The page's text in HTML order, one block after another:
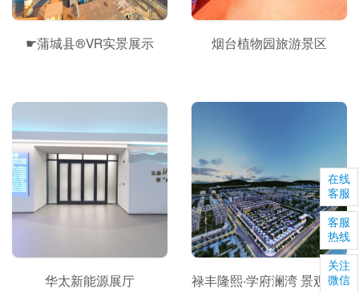
☛蒲城县®VR实景展示 烟台植物园旅游景区
华太新能源展厅 禄丰隆熙·学府澜湾 景观漫游户型
在线
客服
客服
热线
关注
微信